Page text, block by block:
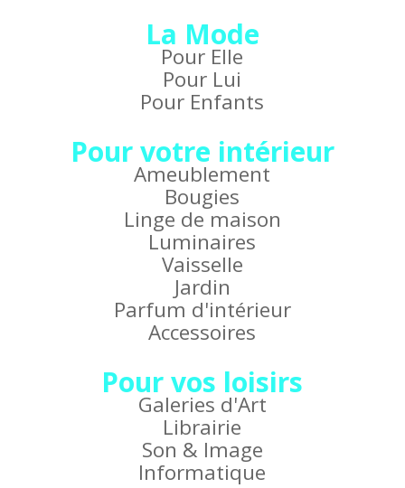
La Mode
Pour Elle
Pour Lui
Pour Enfants
Pour votre intérieur
Ameublement
Bougies
Linge de maison
Luminaires
Vaisselle
Jardin
Parfum d'intérieur
Accessoires
Pour vos loisirs
Galeries d'Art
Librairie
Son & Image
Informatique